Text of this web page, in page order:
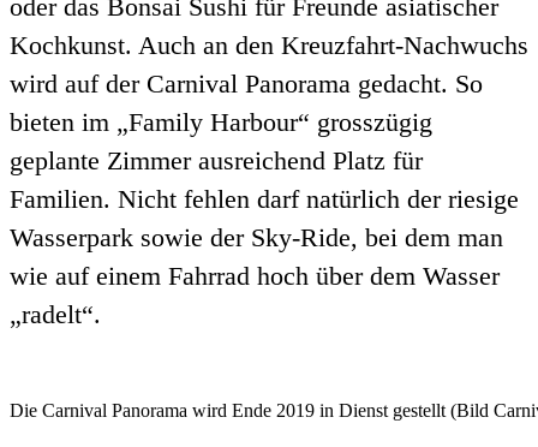
oder das Bonsai Sushi für Freunde asiatischer
Kochkunst. Auch an den Kreuzfahrt-Nachwuchs
wird auf der Carnival Panorama gedacht. So
bieten im „Family Harbour“ grosszügig
geplante Zimmer ausreichend Platz für
Familien. Nicht fehlen darf natürlich der riesige
Wasserpark sowie der Sky-Ride, bei dem man
wie auf einem Fahrrad hoch über dem Wasser
„radelt“.
Die Carnival Panorama wird Ende 2019 in Dienst gestellt (Bild